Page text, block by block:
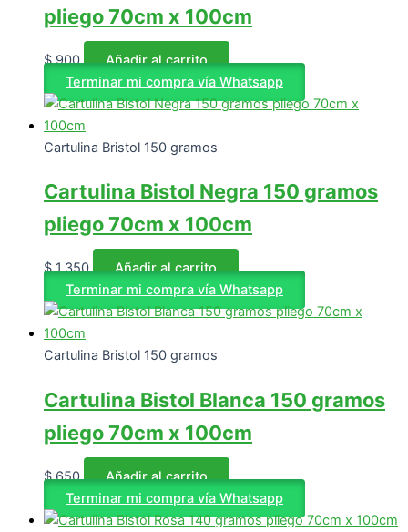
pliego 70cm x 100cm
$900
Añadir al carrito
Terminar mi compra vía Whatsapp
Cartulina Bristol 150 gramos
Cartulina Bistol Negra 150 gramos
pliego 70cm x 100cm
$1.350
Añadir al carrito
Terminar mi compra vía Whatsapp
Cartulina Bristol 150 gramos
Cartulina Bistol Blanca 150 gramos
pliego 70cm x 100cm
$650
Añadir al carrito
Terminar mi compra vía Whatsapp